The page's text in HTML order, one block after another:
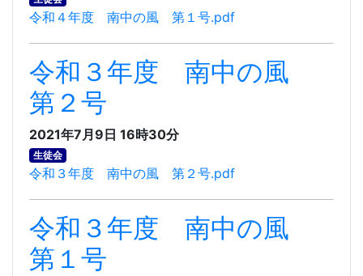
令和４年度 南中の風 第１号.pdf
令和３年度 南中の風
第２号
2021年7月9日 16時30分
生徒会
令和３年度 南中の風 第２号.pdf
令和３年度 南中の風
第１号